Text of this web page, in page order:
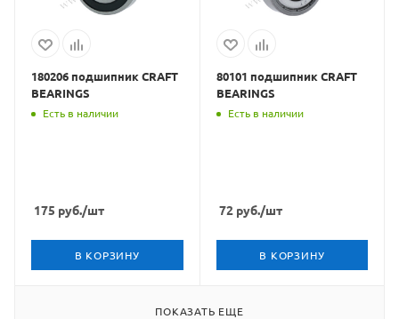
180206 подшипник CRAFT
BEARINGS
Есть в наличии
175 руб./шт
В КОРЗИНУ
80101 подшипник CRAFT
BEARINGS
Есть в наличии
72руб./шт
В КОРЗИНУ
ПОКАЗАТЬ ЕЩЕ